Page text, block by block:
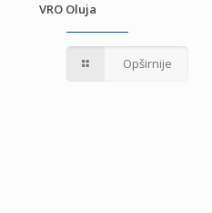
VRO Oluja
Opširnije